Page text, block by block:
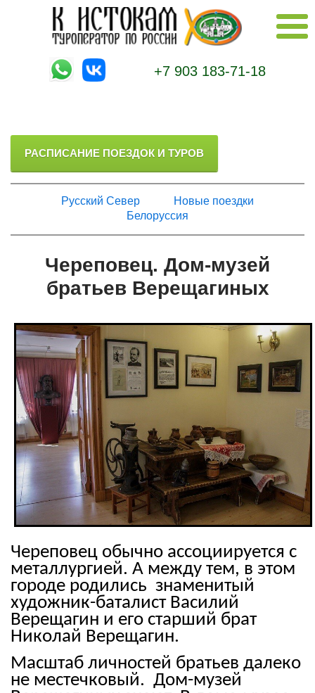
+7 903 183-71-18
РАСПИСАНИЕ ПОЕЗДОК И ТУРОВ
Русский Север
Новые поездки
Белоруссия
Череповец. Дом-музей
братьев Верещагиных
Череповец обычно ассоциируется с
металлургией. А между тем, в этом
городе родились знаменитый
художник-баталист Василий
Верещагин и его старший брат
Николай Верещагин.
Масштаб личностей братьев далеко
не местечковый. Дом-музей